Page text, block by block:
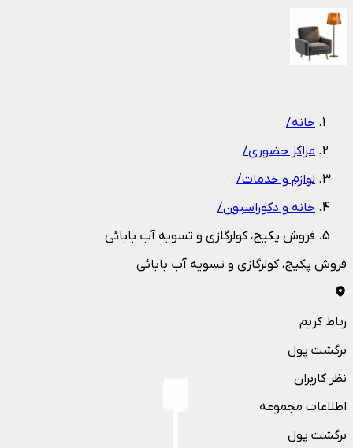
1
خانه/
مراکز حضوری/
لوازم و خدمات/
خانه و دکوراسیون/
فروش پکیج، کولرگازی و تسویه آب بابائی
فروش پکیج، کولرگازی و تسویه آب بابائی
رباط کریم
برگشت پول
نظر کاربران
اطلاعات مجموعه
برگشت پول